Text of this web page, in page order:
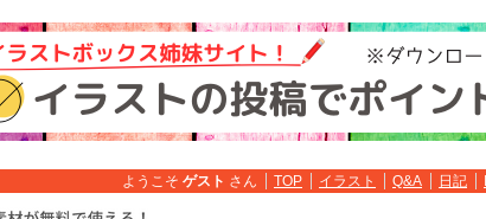
ようこそ ゲスト さん TOP イラスト Q&A 日記